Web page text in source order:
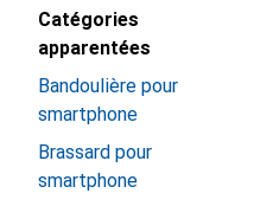
Catégories
apparentées
Bandoulière pour
smartphone
Brassard pour
smartphone